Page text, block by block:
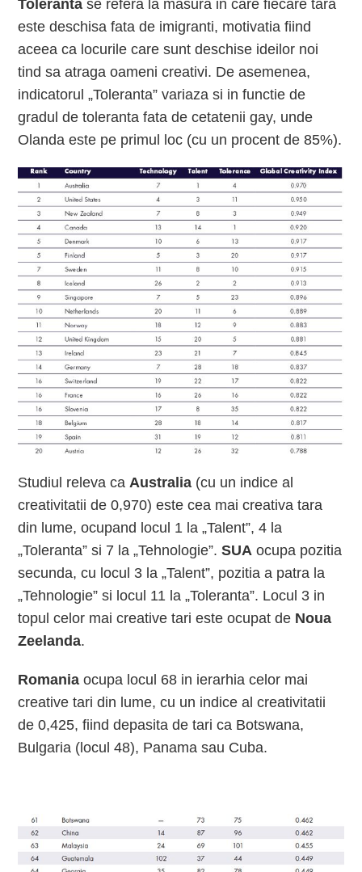
Toleranta se refera la masura in care fiecare tara
este deschisa fata de imigranti, motivatia fiind
aceea ca locurile care sunt deschise ideilor noi
tind sa atraga oameni creativi. De asemenea,
indicatorul „Toleranta” variaza si in functie de
gradul de toleranta fata de cetatenii gay, unde
Olanda este pe primul loc (cu un procent de 85%).
Studiul releva caAustralia (cu un indice al
creativitatii de 0,970) este cea mai creativa tara
din lume, ocupand locul 1 la „Talent”, 4 la
„Toleranta” si 7 la „Tehnologie”.SUA ocupa pozitia
secunda, cu locul 3 la „Talent”, pozitia a patra la
„Tehnologie” si locul 11 la „Toleranta”. Locul 3 in
topul celor mai creative tari este ocupat de Noua
Zeelanda.
Romania ocupa locul 68 in ierarhia celor mai
creative tari din lume, cu un indice al creativitatii
de 0,425, fiind depasita de tari ca Botswana,
Bulgaria (locul 48), Panama sau Cuba.